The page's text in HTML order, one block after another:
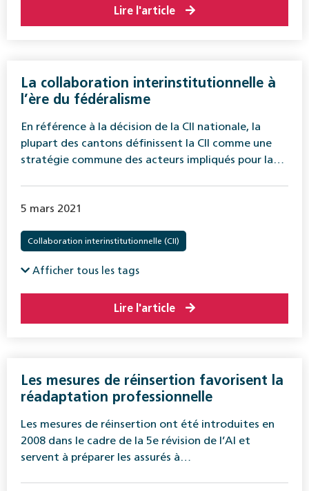
Lire l'article
La collaboration interinstitutionnelle à
l’ère du fédéralisme
En référence à la décision de la CII nationale, la
plupart des cantons définissent la CII comme une
stratégie commune des acteurs impliqués pour la…
5 mars 2021
Collaboration interinstitutionnelle (CII)
Afficher tous les tags
Lire l'article
Les mesures de réinsertion favorisent la
réadaptation professionnelle
Les mesures de réinsertion ont été introduites en
2008 dans le cadre de la 5e révision de l’AI et
servent à préparer les assurés à…